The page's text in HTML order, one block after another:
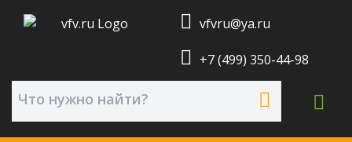
vfvru@ya.ru
+7 (499) 350-44-98